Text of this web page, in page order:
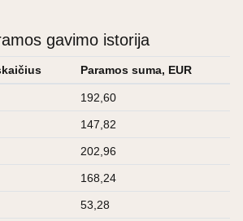
gavimo istorija
Paramos suma, EUR
192,60
147,82
202,96
168,24
53,28